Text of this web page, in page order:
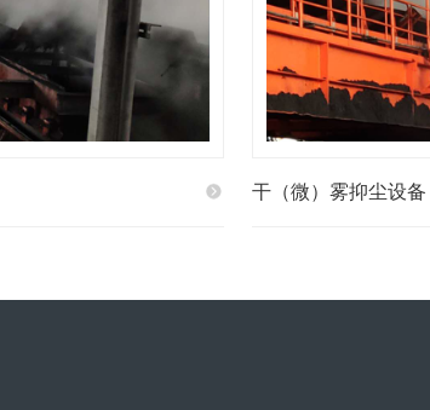
干（微）雾抑尘设备